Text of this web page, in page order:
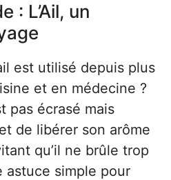
: L’Ail, un
est utilisé depuis plus
et en médecine ?
pas écrasé mais
de libérer son arôme
qu’il ne brûle trop
astuce simple pour